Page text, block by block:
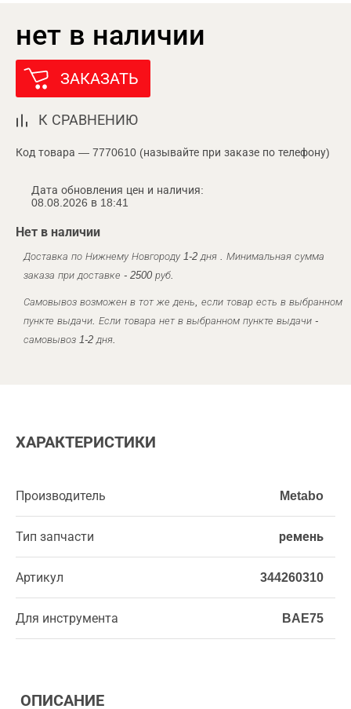
нет в наличии
ЗАКАЗАТЬ
К СРАВНЕНИЮ
Код товара — 7770610 (называйте при заказе по телефону)
Дата обновления цен и наличия:
08.08.2026 в 18:41
Нет в наличии
Доставка по Нижнему Новгороду 1-2 дня . Минимальная сумма
заказа при доставке - 2500 руб.
Самовывоз возможен в тот же день, если товар есть в выбранном
пункте выдачи. Если товара нет в выбранном пункте выдачи -
самовывоз 1-2 дня.
ХАРАКТЕРИСТИКИ
Производитель Metabo
Тип запчасти ремень
Артикул 344260310
Для инструмента BAE75
ОПИСАНИЕ